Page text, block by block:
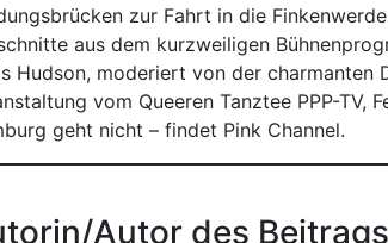
zur Fahrt in die
aus dem kurzweiligen
Hudson, moderiert von der charmanten
vom Queeren Tanztee PPP-TV,
geht nicht – findet Pink Channel.
Autor des Beitrags